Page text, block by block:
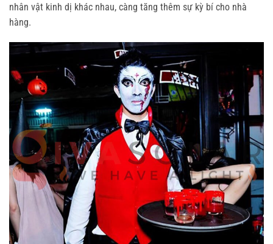
nhân vật kinh dị khác nhau, càng tăng thêm sự kỳ bí cho nhà
hàng.